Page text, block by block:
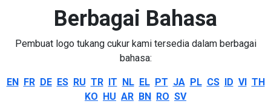
Berbagai Bahasa
Pembuat logo tukang cukur kami tersedia dalam berbagai
bahasa:
EN FR DE ES RU TR IT NL EL PT JA PL CS ID VI TH
KO HU AR BN RO SV